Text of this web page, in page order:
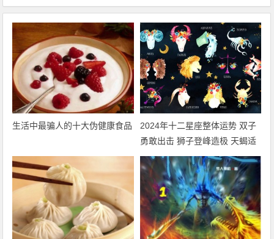
生活中最骗人的十大伪健康食品
2024年十二星座整体运势 双子
勇敢出击 狮子登峰造极 天蝎适
者生存 摩羯脱胎换骨